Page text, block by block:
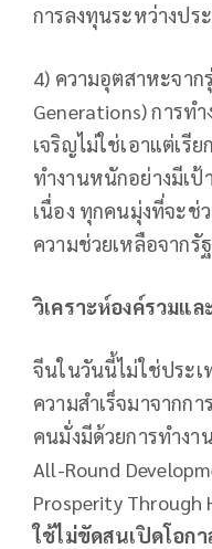
การลงทุนระหว่างป
4) ความอุตสาหะจาก
Generations) การท
เจริญไม่ใช่เอาแต่เรี
ทำงานหนักอย่างมีเ
เนื่อง ทุกคนมุ่งที่จะช่
ความช่วยเหลือจากรั
วิเคราะห์องค์รวมแล
จีนในวันนี้ไม่ใช่ประ
ความสำเร็จมาจาก
คนมั่งมีด้วยการทำงา
All-Round
Prosperity Through
ใช้ไม่ขัดสนเปิดโอก